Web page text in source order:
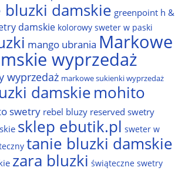
bluzki damskie greenpoint h &
damskie kolorowy sweter w paski
mango ubrania Markowe
wyprzedaż
wyprzedaż markowe sukienki wyprzedaż
damskiemohito
swetry rebel bluzy reserved swetry
sklep ebutik.pl sweter w
tanie bluzki damskie
zara bluzki świąteczne swetry